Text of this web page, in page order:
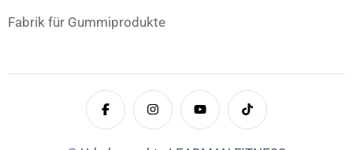
Fabrik für Gummiprodukte